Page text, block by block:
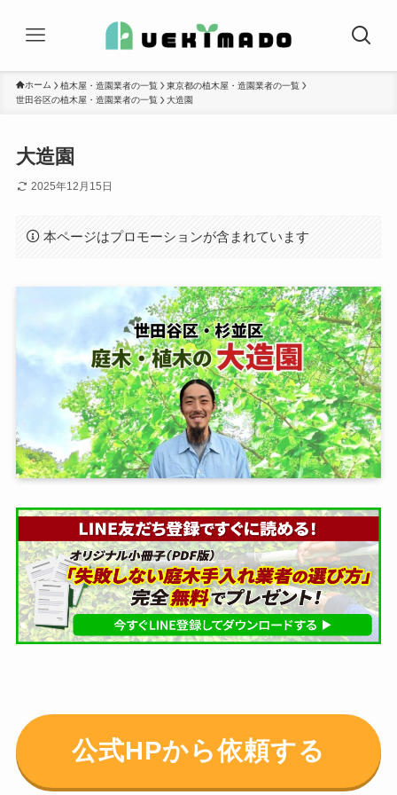
ホーム 植木屋・造園業者の一覧
東京都の植木屋・造園業者の一覧
世田谷区の植木屋・造園業者の一覧
大造園
大造園
2025年12月15日
本ページはプロモーションが含まれています
公式HPから依頼する